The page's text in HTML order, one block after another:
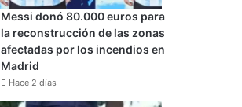
Messi donó 80.000 euros para
la reconstrucción de las zonas
afectadas por los incendios en
Madrid
Hace 2 días